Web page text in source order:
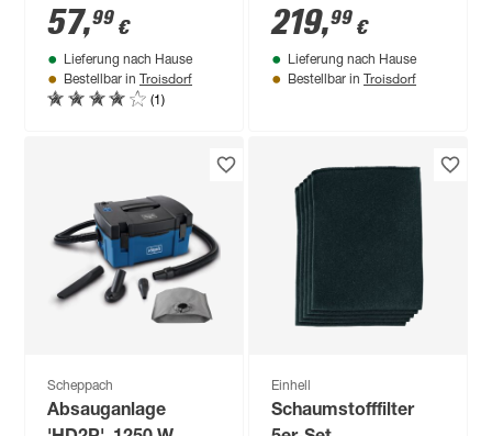
2,5 Ah
57,99 €
Lieferung nach Hause
Bestellbar in Troisdorf
(1)
VC 4090 SACL' 1150
W
219,99 €
Lieferung nach Hause
Bestellbar in Troisdorf
Scheppach
Absauganlage
Einhell
Schaumstofffilter